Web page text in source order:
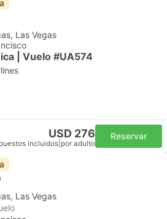
Las Vegas
| Vuelo #UA574
USD 276
incluidos por adulto
Reservar
Las Vegas